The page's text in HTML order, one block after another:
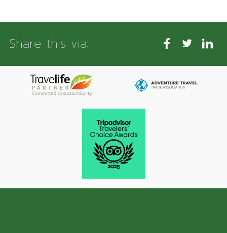
Share this via: